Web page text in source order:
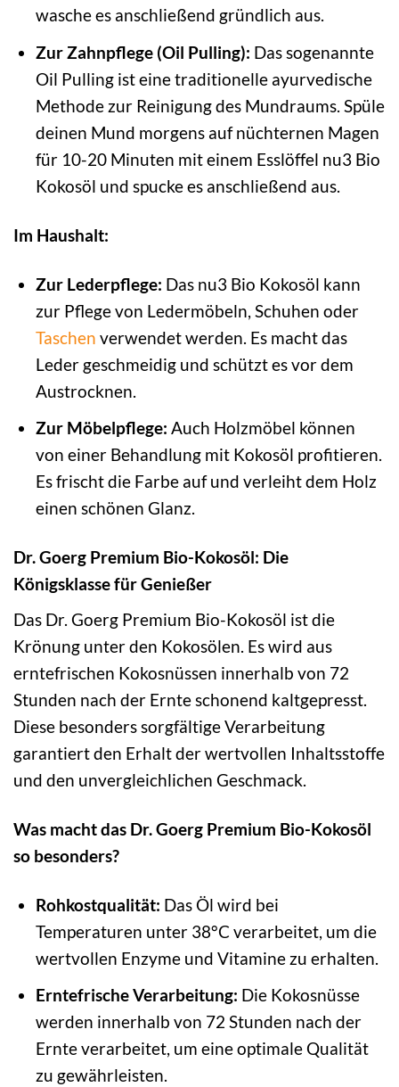
wasche es anschließend gründlich aus.
Zur Zahnpflege (Oil Pulling): Das sogenannte
Oil Pulling ist eine traditionelle ayurvedische
Methode zur Reinigung des Mundraums. Spüle
deinen Mund morgens auf nüchternen Magen
für 10-20 Minuten mit einem Esslöffel nu3 Bio
Kokosöl und spucke es anschließend aus.
Im Haushalt:
Zur Lederpflege: Das nu3 Bio Kokosöl kann
zur Pflege von Ledermöbeln, Schuhen oder
Taschen verwendet werden. Es macht das
Leder geschmeidig und schützt es vor dem
Austrocknen.
Zur Möbelpflege: Auch Holzmöbel können
von einer Behandlung mit Kokosöl profitieren.
Es frischt die Farbe auf und verleiht dem Holz
einen schönen Glanz.
Dr. Goerg Premium Bio-Kokosöl: Die
Königsklasse für Genießer
Das Dr. Goerg Premium Bio-Kokosöl ist die
Krönung unter den Kokosölen. Es wird aus
erntefrischen Kokosnüssen innerhalb von 72
Stunden nach der Ernte schonend kaltgepresst.
Diese besonders sorgfältige Verarbeitung
garantiert den Erhalt der wertvollen Inhaltsstoffe
und den unvergleichlichen Geschmack.
Was macht das Dr. Goerg Premium Bio-Kokosöl
so besonders?
Rohkostqualität: Das Öl wird bei
Temperaturen unter 38°C verarbeitet, um die
wertvollen Enzyme und Vitamine zu erhalten.
Erntefrische Verarbeitung: Die Kokosnüsse
werden innerhalb von 72 Stunden nach der
Ernte verarbeitet, um eine optimale Qualität
zu gewährleisten.